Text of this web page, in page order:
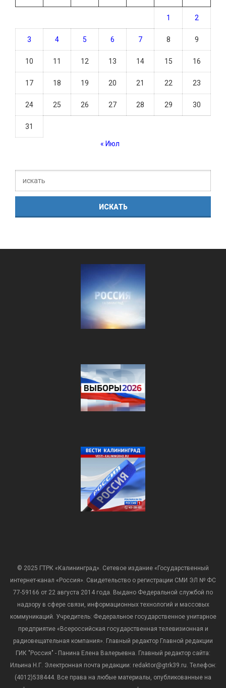
1 2
3 4 5 6 7 8 9
10 11 12 13 14 15 16
17 18 19 20 21 22 23
24 25 26 27 28 29 30
31
« Июл
© 2025 ГТРК «Калининград». Сетевое издание «Государственный
интернет-канал «Россия». Свидетельство о регистрации СМИ ЭЛ № ФС
77-59166 от 22 августа 2014 года. Выдано Федеральной службой по
надзору в сфере связи, информационных технологий и массовых
коммуникаций. Учредитель: Федеральное государственное унитарное
предприятие «Всероссийская государственная телевизионная и
радиовещательная компания». Главный редактор Главной редакции
ГИК "Россия" - Панина Елена Валерьевна. Главный редактор сайта:
Ильина Н.Г. Электронная почта редакции: redaktor@gtrk39.ru. Телефон:
(4012)538444. Все права на любые материалы, опубликованные на